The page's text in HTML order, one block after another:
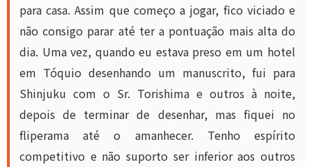
para casa. Assim que começo a jogar, fico viciado e
não consigo parar até ter a pontuação mais alta do
dia. Uma vez, quando eu estava preso em um hotel
em Tóquio desenhando um manuscrito, fui para
Shinjuku com o Sr. Torishima e outros à noite,
depois de terminar de desenhar, mas fiquei no
fliperama até o amanhecer. Tenho espírito
competitivo e não suporto ser inferior aos outros